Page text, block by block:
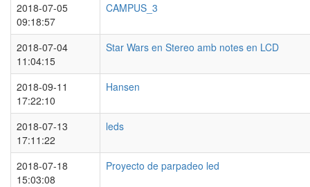
2018-07-05
09:18:57
CAMPUS_3
2018-07-04
11:04:15
Star Wars en Stereo amb notes en LCD
2018-09-11
17:22:10
Hansen
2018-07-13
17:11:22
leds
2018-07-18
15:03:08
Proyecto de parpadeo led